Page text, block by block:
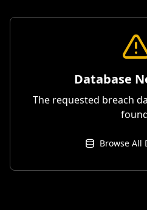
Database
The requested breach
Browse All